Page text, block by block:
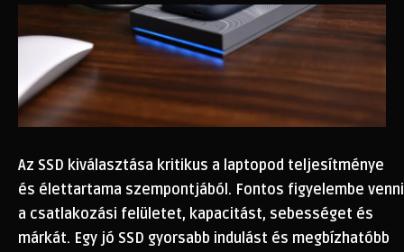
Az SSD kiválasztása kritikus a laptopod teljesítménye
és élettartama szempontjából. Fontos figyelembe venni
a csatlakozási felületet, kapacitást, sebességet és
márkát. Egy jó SSD gyorsabb indulást és megbízhatóbb